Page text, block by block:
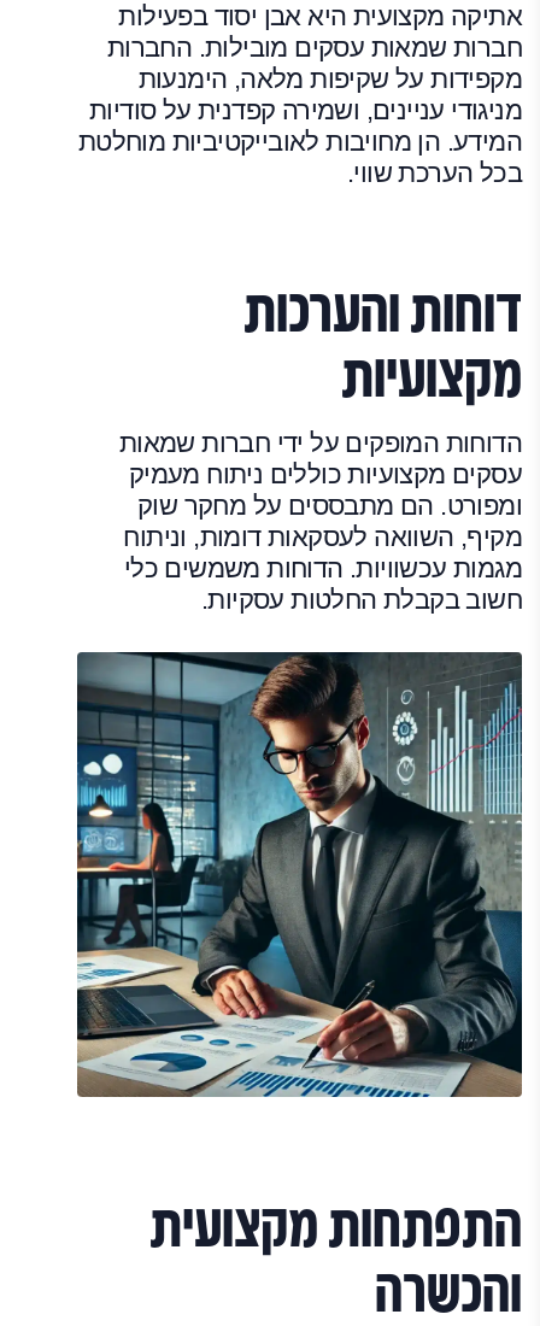
אתיקה מקצועית היא אבן יסוד בפעילות
חברות שמאות עסקים מובילות. החברות
מקפידות על שקיפות מלאה, הימנעות
מניגודי עניינים, ושמירה קפדנית על סודיות
המידע. הן מחויבות לאובייקטיביות מוחלטת
בכל הערכת שווי.
דוחות והערכות
מקצועיות
הדוחות המופקים על ידי חברות שמאות
עסקים מקצועיות כוללים ניתוח מעמיק
ומפורט. הם מתבססים על מחקר שוק
מקיף, השוואה לעסקאות דומות, וניתוח
מגמות עכשוויות. הדוחות משמשים כלי
חשוב בקבלת החלטות עסקיות.
התפתחות מקצועית
והכשרה